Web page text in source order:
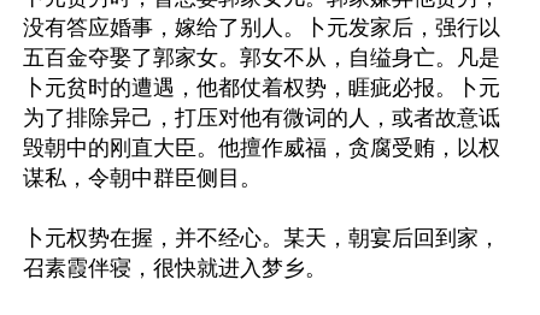
没有答应婚事，嫁给了别人。卜元发家后，强行以
五百金夺娶了郭家女。郭女不从，自缢身亡。凡是
卜元贫时的遭遇，他都仗着权势，睚疵必报。卜元
为了排除异己，打压对他有微词的人，或者故意诋
毁朝中的刚直大臣。他擅作威福，贪腐受贿，以权
谋私，令朝中群臣侧目。
卜元权势在握，并不经心。某天，朝宴后回到家，
召素霞伴寝，很快就进入梦乡。